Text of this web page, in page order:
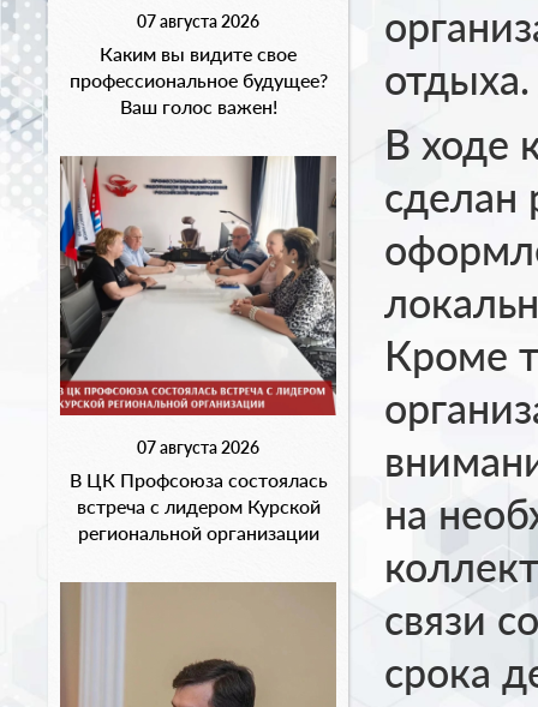
07 августа 2026
Каким вы видите свое
профессиональное будущее?
Ваш голос важен!
07 августа 2026
В ЦК Профсоюза состоялась
встреча с лидером Курской
региональной организации
отдыха.
В ходе
сделан
Кроме
на
связи
срока